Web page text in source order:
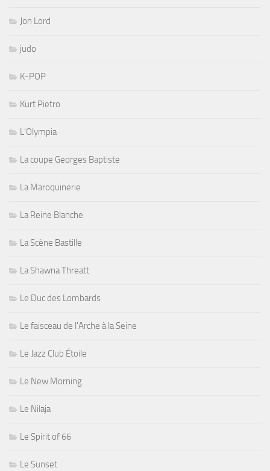
Jon Lord
judo
K-POP
Kurt Pietro
L'Olympia
La coupe Georges Baptiste
La Maroquinerie
La Reine Blanche
La Scène Bastille
La Shawna Threatt
Le Duc des Lombards
Le faisceau de l'Arche à la Seine
Le Jazz Club Étoile
Le New Morning
Le Nilaja
Le Spirit of 66
Le Sunset